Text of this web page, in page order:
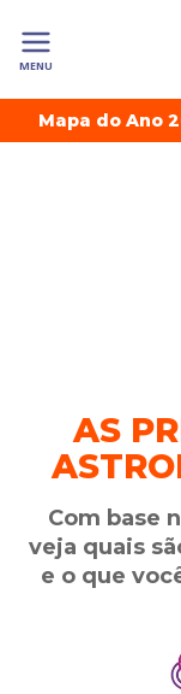
MENU
Mapa do Ano
AS
Com base
veja quais
e o que